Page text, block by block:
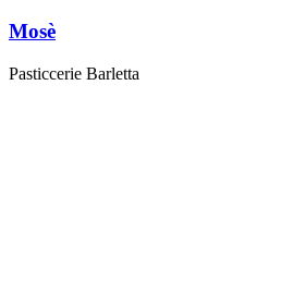
Mosè
Pasticcerie Barletta